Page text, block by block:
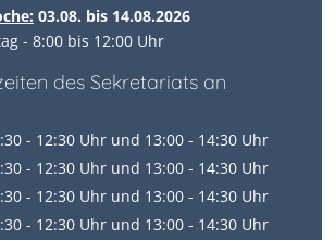
03.08. bis 14.08.2026
- 8:00 bis 12:00 Uhr
des Sekretariats an
- 12:30 Uhr und 13:00 - 14:30 Uhr
- 12:30 Uhr und 13:00 - 14:30 Uhr
- 12:30 Uhr und 13:00 - 14:30 Uhr
- 12:30 Uhr und 13:00 - 14:30 Uhr